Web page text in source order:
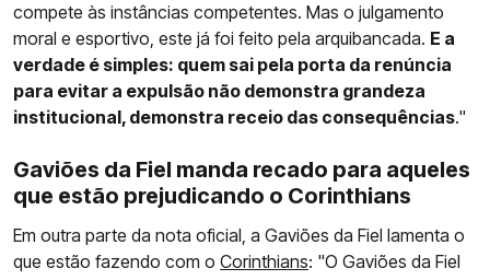
compete às instâncias competentes. Mas o julgamento
moral e esportivo, este já foi feito pela arquibancada. E a
verdade é simples: quem sai pela porta da renúncia
para evitar a expulsão não demonstra grandeza
institucional, demonstra receio das consequências."
Gaviões da Fiel manda recado para aqueles
que estão prejudicando o Corinthians
Em outra parte da nota oficial, a Gaviões da Fiel lamenta o
que estão fazendo com o Corinthians: "O Gaviões da Fiel